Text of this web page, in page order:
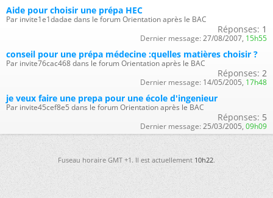
Aide pour choisir une prépa HEC
Par invite1e1dadae dans le forum Orientation après le BAC
Réponses: 1
Dernier message: 27/08/2007, 15h55
conseil pour une prépa médecine :quelles matières choisir ?
Par invite76cac468 dans le forum Orientation après le BAC
Réponses: 2
Dernier message: 14/05/2005, 17h48
je veux faire une prepa pour une école d'ingenieur
Par invite45cef8e5 dans le forum Orientation après le BAC
Réponses: 5
Dernier message: 25/03/2005, 09h09
Fuseau horaire GMT +1. Il est actuellement10h22.